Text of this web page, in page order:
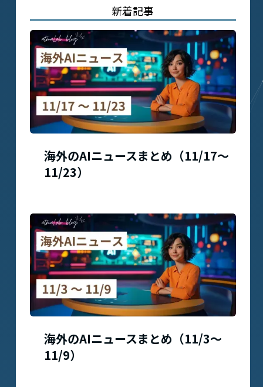
新着記事
海外のAIニュースまとめ（11/17〜
11/23）
海外のAIニュースまとめ（11/3〜
11/9）